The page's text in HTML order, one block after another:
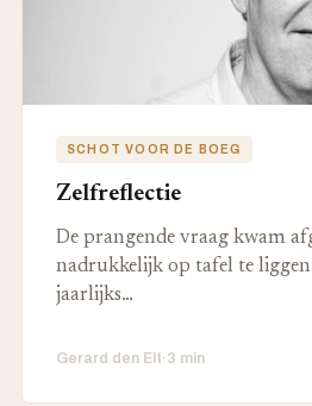
SCHOT VOOR DE BOEG
Zelfreflectie
De prangende vraag kwam
nadrukkelijk op tafel te
jaarlijks…
Gerard den Elt·3 min